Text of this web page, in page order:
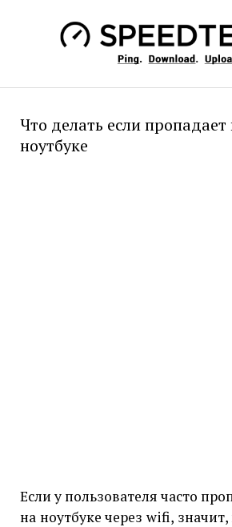
Что делать если
ноутбуке
Если у пользователя часто
на ноутбуке через wifi,